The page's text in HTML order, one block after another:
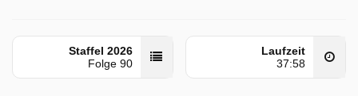
Staffel 2026
Folge 90
Laufzeit
37:58